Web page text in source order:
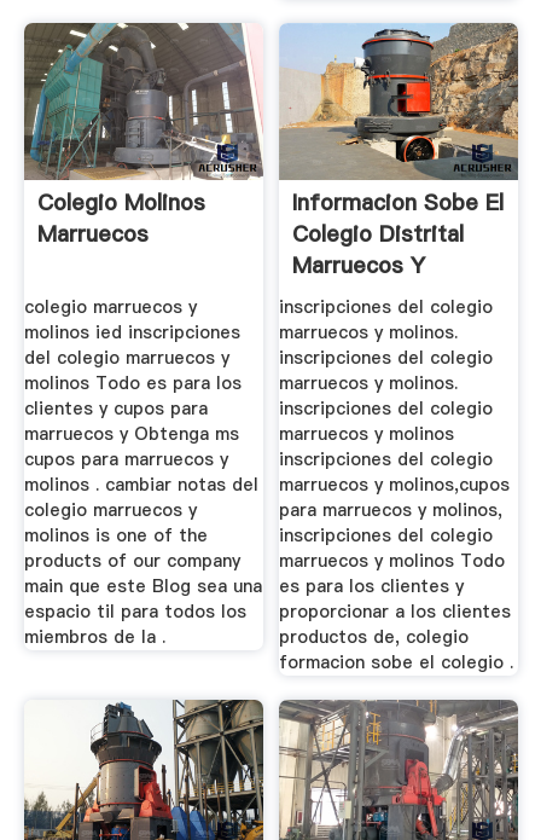
Colegio Molinos
Marruecos
colegio marruecos y
molinos ied inscripciones
del colegio marruecos y
molinos Todo es para los
clientes y cupos para
marruecos y Obtenga ms
cupos para marruecos y
molinos . cambiar notas del
colegio marruecos y
molinos is one of the
products of our company
main que este Blog sea una
espacio til para todos los
miembros de la .
Informacion Sobe El
Colegio Distrital
Marruecos Y
Molinos
inscripciones del colegio
marruecos y molinos.
inscripciones del colegio
marruecos y molinos.
inscripciones del colegio
marruecos y molinos
inscripciones del colegio
marruecos y molinos,cupos
para marruecos y molinos,
inscripciones del colegio
marruecos y molinos Todo
es para los clientes y
proporcionar a los clientes
productos de, colegio
formacion sobe el colegio .